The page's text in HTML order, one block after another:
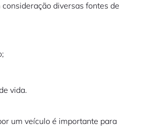
diversas fontes de
vida.
um veículo é importante para